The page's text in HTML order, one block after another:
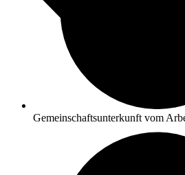
Gemeinschaftsunterkunft vom